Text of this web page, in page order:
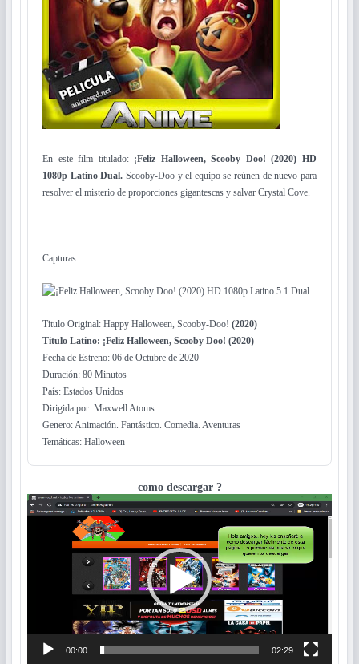
En este film titulado:¡Feliz Halloween, Scooby Doo! (2020) HD
1080p Latino Dual. Scooby-Doo y el equipo se reúnen de nuevo para
resolver el misterio de proporciones gigantescas y salvar Crystal Cove.
Capturas
Titulo Original: Happy Halloween, Scooby-Doo! (2020)
Titulo Latino: ¡Feliz Halloween, Scooby Doo! (2020)
Fecha de Estreno: 06 de Octubre de 2020
Duración: 80 Minutos
País: Estados Unidos
Dirigida por: Maxwell Atoms
Genero: Animación. Fantástico. Comedia. Aventuras
Temáticas: Halloween
como descargar ?
Reproductor
de
00:00 02:29